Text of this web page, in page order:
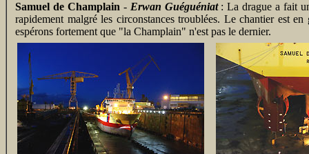
Samuel de Champlain - Erwan Guéguéniat: La drague a fait
rapidement malgré les circonstances troublées. Le chantier est
espérons fortement que "la Champlain" n'est pas le dernier.